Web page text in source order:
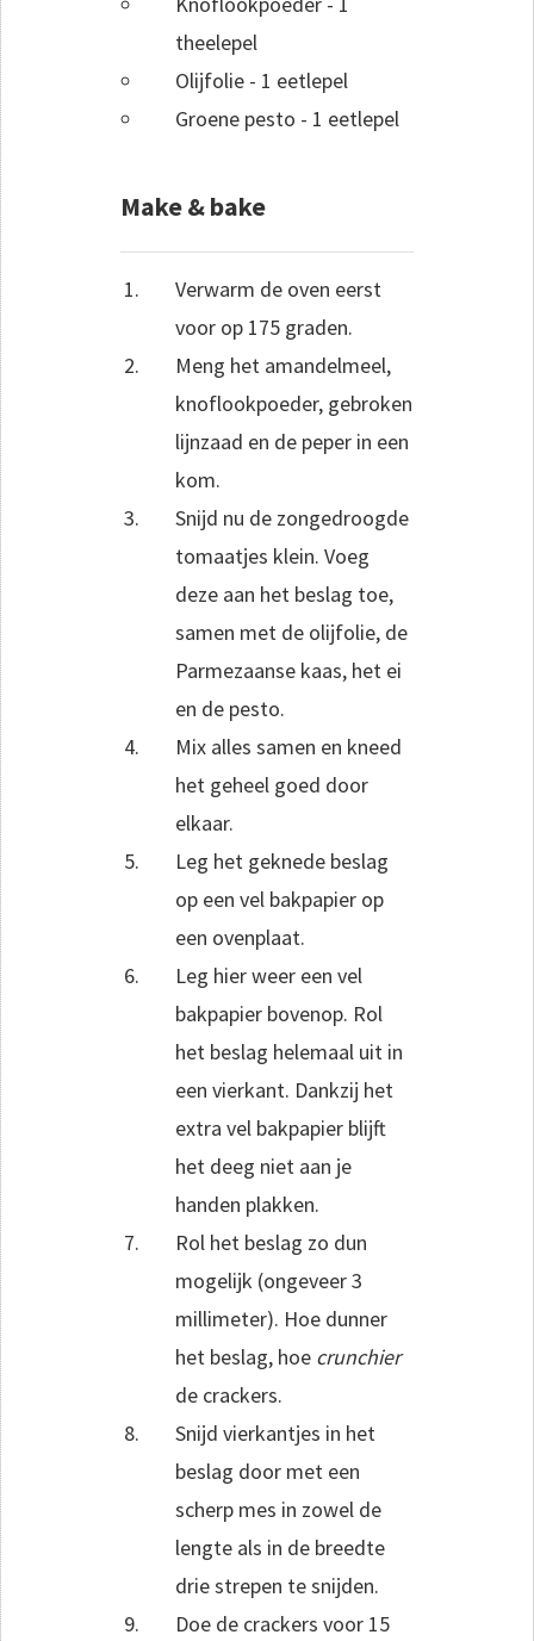
theelepel
Olijfolie - 1 eetlepel
Groene pesto - 1 eetlepel
Make & bake
Verwarm de oven eerst
voor op 175 graden.
Meng het amandelmeel,
knoflookpoeder, gebroken
lijnzaad en de peper in een
kom.
Snijd nu de zongedroogde
tomaatjes klein. Voeg
deze aan het beslag toe,
samen met de olijfolie, de
Parmezaanse kaas, het ei
en de pesto.
Mix alles samen en kneed
het geheel goed door
elkaar.
Leg het geknede beslag
op een vel bakpapier op
een ovenplaat.
Leg hier weer een vel
bakpapier bovenop. Rol
het beslag helemaal uit in
een vierkant. Dankzij het
extra vel bakpapier blijft
het deeg niet aan je
handen plakken.
Rol het beslag zo dun
mogelijk (ongeveer 3
millimeter). Hoe dunner
het beslag, hoe crunchier
de crackers.
Snijd vierkantjes in het
beslag door met een
scherp mes in zowel de
lengte als in de breedte
drie strepen te snijden.
Doe de crackers voor 15